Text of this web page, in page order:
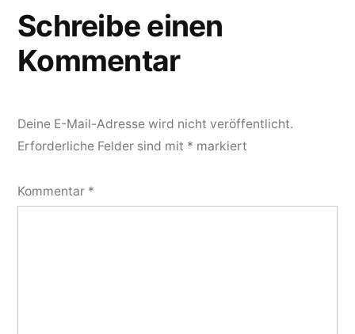
Schreibe einen
Kommentar
Deine E-Mail-Adresse wird nicht veröffentlicht.
Erforderliche Felder sind mit * markiert
Kommentar *